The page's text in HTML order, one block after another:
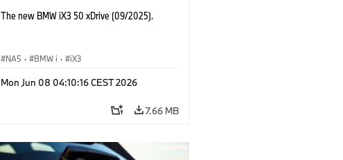
The new BMW iX3 50 xDrive (09/2025).
NA5 · BMW i · iX3
Mon Jun 08 04:10:16 CEST 2026
7.66 MB